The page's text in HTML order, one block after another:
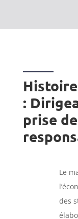
:
prise de
Le
des